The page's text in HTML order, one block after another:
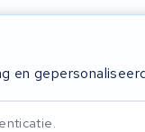
en